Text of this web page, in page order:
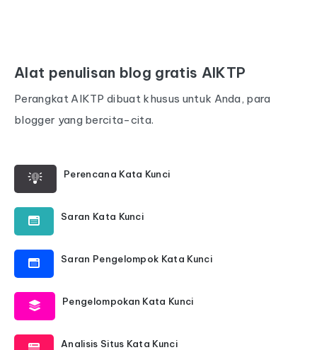
Alat penulisan blog gratis AIKTP
Perangkat AIKTP dibuat khusus untuk Anda, para
blogger yang bercita-cita.
Perencana Kata Kunci
Saran Kata Kunci
Saran Pengelompok Kata Kunci
Pengelompokan Kata Kunci
Analisis Situs Kata Kunci